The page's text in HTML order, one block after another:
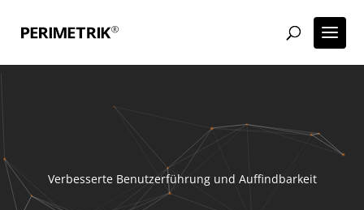
Verbesserte Benutzerführung und Auffindbarkeit